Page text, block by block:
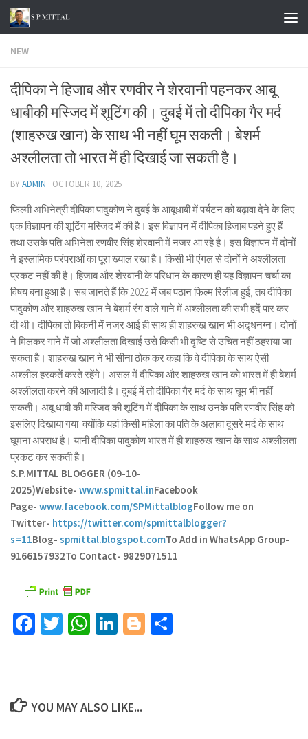
Skip to content
NEW
दीपिका ने हिजाब और रणवीर ने शेरवानी पहनकर आबू
धाबीकी मस्जिद में शूटिंग की। दुबई में तो दीपिका गैर मर्द
(शाहरुख खान) के साथ भी नहीं घूम सकती। बेशर्म
अश्लीलता तो भारत में ही दिखाई जा सकती है।
BYADMIN · OCTOBER 10, 2025
फिल्मी अभिनेत्री दीपिका पादुकोण ने दुबई के आबूधाबी में पर्यटन को बढ़ावा देने के लिए
एक विज्ञापन की शूटिंग मस्जिद में की है। इस विज्ञापन में दीपिका हिजाब पहने हुए हैं
तथा उसके पति अभिनेता रणवीर सिंह शेरवानी में नजर आ रहे है। इस विज्ञापन में दोनों
ने इस्लामिक परंपराओं का पूरा ख्याल रखा है। किसी भी एंगल से दोनों ने अश्लीलता
प्रकट नहीं की है। हिजाब और शेरवानी के परिधान के कारण ही यह विज्ञापन चर्चा का
विषय बना हुआ है। सब जानते हैं कि 2022 में जब पठान फिल्म रिलीज हुई, तब दीपिका
पादुकोण और शाहरुख खान ने बेशर्म रंग वाले गाने में अश्लीलता की सभी हदें पार कर
दी थी। दीपिका तो बिकनी में नजर आई ही साथ ही शाहरुख खान भी अद्र्धनग्न। दोनों
ने मिलकर गाने में जो अश्लीलता दिखाई उसे किसी भी दृष्टि से उचित नहीं ठहराया जा
सकता है। शाहरुख खान ने भी सीना ठोक कर कहा कि वे दीपिका के साथ ऐसी
अश्लील हरकतें करते रहेंगे। असल में दीपिका और शाहरुख खान को भारत में ही बेशर्म
अश्लीलता करने की आजादी है। दुबई में तो दीपिका गैर मर्द के साथ घूम भी नहीं
सकती। अबू धाबी की मस्जिद की शूटिंग में दीपिका के साथ उनके पति रणवीर सिंह को
इसलिए दिखाया गया क्योंकि यहां किसी महिला का पति के अलावा दूसरे मर्द के साथ
घूमना अपराध है। यानी दीपिका पादुकोण भारत में ही शाहरुख खान के साथ अश्लीलता
प्रकट कर सकती है।
S.P.MITTAL BLOGGER (09-10-
2025)Website- www.spmittal.inFacebook
Page- www.facebook.com/SPMittalblogFollow me on
Twitter- https://twitter.com/spmittalblogger?
s=11Blog- spmittal.blogspot.comTo Add in WhatsApp Group-
9166157932To Contact- 9829071511
Facebook
TwitterWhatsApp
LinkedIn
Blogger
YOU MAY ALSO LIKE...